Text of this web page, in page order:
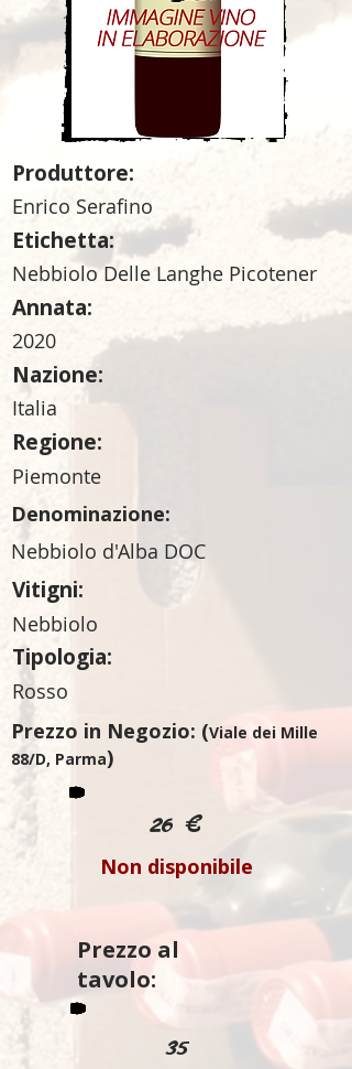
Produttore:
Enrico Serafino
Etichetta:
Nebbiolo Delle Langhe Picotener
Annata:
2020
Nazione:
Italia
Regione:
Piemonte
Denominazione:
Nebbiolo d'Alba DOC
Vitigni:
Nebbiolo
Tipologia:
Rosso
Prezzo in Negozio: (Viale dei Mille
88/D, Parma)
26 €
Non disponibile
Prezzo al
tavolo:
35